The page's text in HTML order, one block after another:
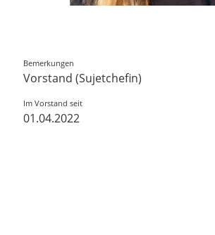
Bemerkungen
Vorstand (Sujetchefin)
Im Vorstand seit
01.04.2022